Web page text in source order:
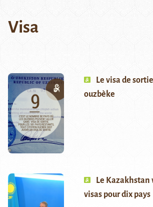
Visa
Le visa de
ouzbèke
Le Kazakhstan
visas pour dix pays